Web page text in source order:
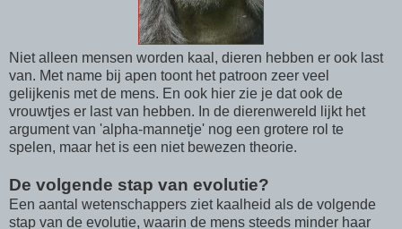
Niet alleen mensen worden kaal, dieren hebben er ook last
van. Met name bij apen toont het patroon zeer veel
gelijkenis met de mens. En ook hier zie je dat ook de
vrouwtjes er last van hebben. In de dierenwereld lijkt het
argument van 'alpha-mannetje' nog een grotere rol te
spelen, maar het is een niet bewezen theorie.
De volgende stap van evolutie?
Een aantal wetenschappers ziet kaalheid als de volgende
stap van de evolutie, waarin de mens steeds minder haar